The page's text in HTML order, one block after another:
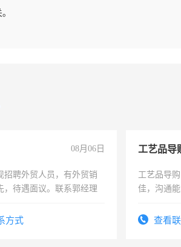
08月06日
招聘外贸人员，有外贸销
，待遇面议。联系郭经理
方式
工艺品导
工艺品导
佳，沟通
查看